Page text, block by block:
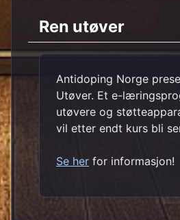
Ren utøver
Antidoping Norge
Utøver. Et e-
utøvere og
vil etter endt kurs bli
Se her for informasjon!